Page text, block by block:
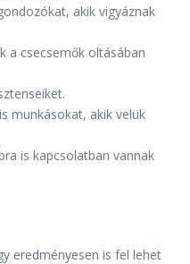
akik vigyáznak
a csecsemők oltásában
munkásokat, akik velük
is kapcsolatban vannak
eredményesen is fel lehet